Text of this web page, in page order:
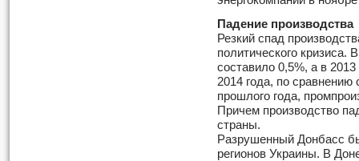
Падение производства
Резкий спад
политического кризиса.
составило 0,5%, а в
2014 года, по
прошлого года,
Причем производство
страны.
Разрушенный Донбасс
регионов Украины. В